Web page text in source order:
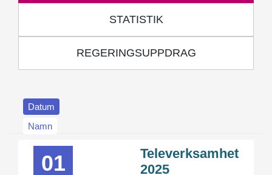
STATISTIK
REGERINGSUPPDRAG
Datum
Namn
01
Televerksamhet
2025